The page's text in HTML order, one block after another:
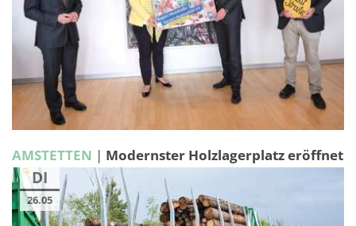
AMSTETTEN | Modernster Holzlagerplatz eröffnet
DI
26.05